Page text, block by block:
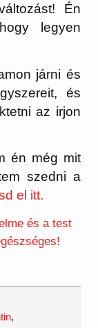
Én
legyen
járni és
és
az irjon
én még mit
szedni a
el itt.
és a test
,